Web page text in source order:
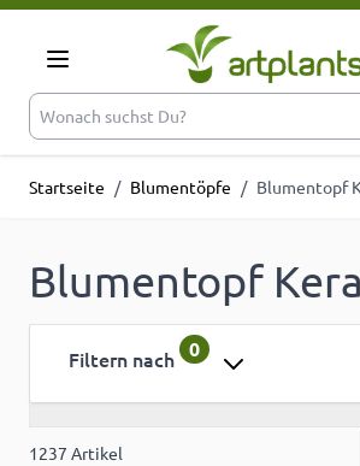
Zum Inhalt springen
Startseite / Blumentöpfe / Blumentopf
Blumentopf
Filtern nach 0
1237 Artikel